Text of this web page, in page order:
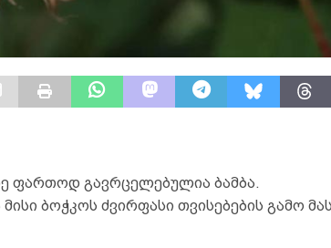
ფართოდ გავრცელებულია ბამბა.
ბოჭკოს ძვირფასი თვისებების გამო მას